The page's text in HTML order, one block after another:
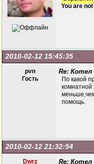
You are
2010-02-12 15:45:35
pvn
Гость
Re: Котел
По какой
комнатной
помощь.
2010-02-12 21:32:54
Dwrz
Re: Котел